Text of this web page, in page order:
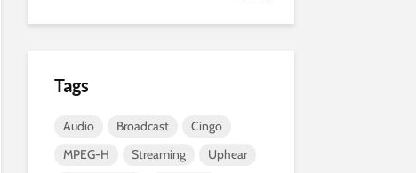
Tags
Audio Broadcast
Cingo
MPEG-H
Streaming
Uphear